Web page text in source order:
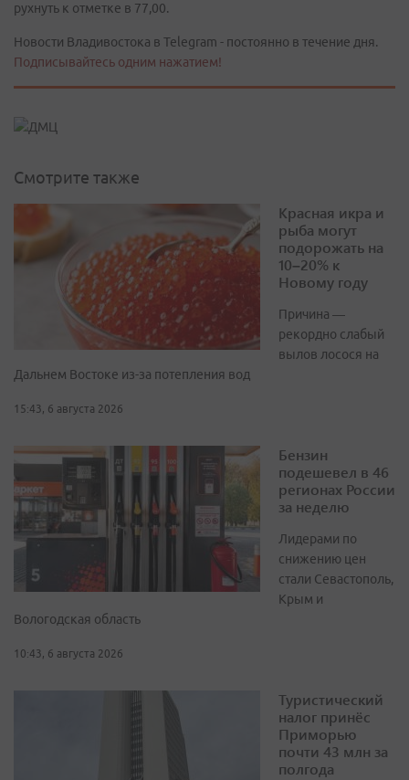
рухнуть к отметке в 77,00.
Новости Владивостока в Telegram - постоянно в течение дня.
Подписывайтесь одним нажатием!
Смотрите также
Красная икра и
рыба могут
подорожать на
10–20% к
Новому году
Причина —
рекордно слабый
вылов лосося на
Дальнем Востоке из-за потепления вод
15:43, 6 августа 2026
Бензин
подешевел в 46
регионах России
за неделю
Лидерами по
снижению цен
стали Севастополь,
Крым и
Вологодская область
10:43, 6 августа 2026
Туристический
налог принёс
Приморью
почти 43 млн за
полгода